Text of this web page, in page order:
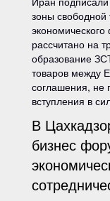
зоны свободной
рассчитано на
образование
товаров между
соглашения, не
вступления в
В
бизнес